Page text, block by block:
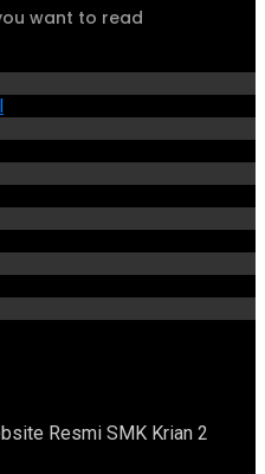
want to read
Resmi SMK Krian 2